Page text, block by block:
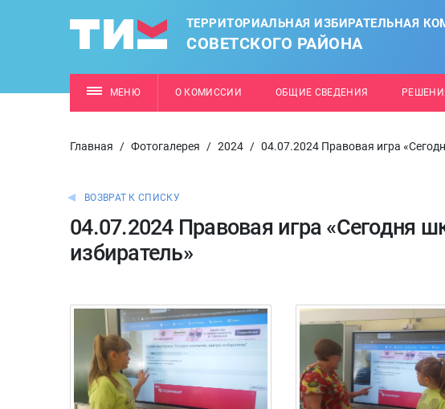
ТЕРРИТОРИАЛЬНАЯ ИЗБИРАТЕЛЬНАЯ
СОВЕТСКОГО РАЙОНА
МЕНЮ О КОМИССИИ ОБЩИЕ СВЕДЕНИЯ
Главная / Фотогалерея / 2024 / 04.07.2024 Правовая игра
ВОЗВРАТ К СПИСКУ
04.07.2024 Правовая игра «Сегодня
избиратель»